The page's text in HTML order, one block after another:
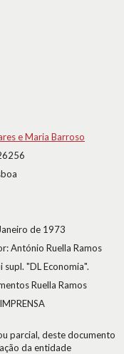
e Maria Barroso
de 1973
António Ruella Ramos
supl. "DL Economia".
Ruella Ramos
IMPRENSA
parcial, deste documento
da entidade